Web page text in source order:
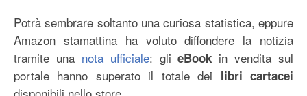
Potrà sembrare soltanto una curiosa statistica, eppure
Amazon stamattina ha voluto diffondere la notizia
tramite una nota ufficiale: glieBook in vendita sul
portale hanno superato il totale dei libri cartacei